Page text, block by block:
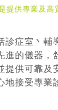
提供專業及高
診症室丶輔
進的儀器，
提供可靠及
地接受專業